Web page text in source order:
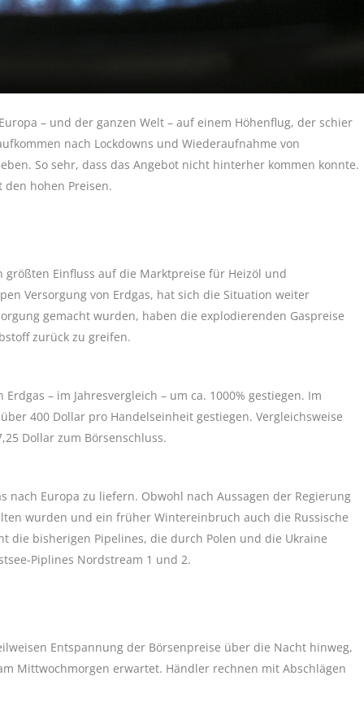
– und der ganzen Welt – auf einem Höhenflug, der schier
nach Lockdowns und Wiederaufnahme von
So sehr, dass das Angebot nicht hinterher kommen konnte.
hohen Preisen.
Einfluss auf die Marktpreise für Heizöl und
Versorgung von Erdgas, hat sich die Situation weiter
gemacht wurden, haben die explodierenden Gaspreise
zurück zu greifen.
– im Jahresvergleich – um ca. 1000% gestiegen. Im
400 Dollar pro Handelseinheit gestiegen. Vergleichsweise
Dollar zum Börsenschluss.
Europa zu liefern. Obwohl nach Aussagen der Regierung
wurden und ein früher Wintereinbruch auch die Russische
die bisherigen Pipelines, die durch Polen und die Ukraine
Piplines Nordstream 1 und 2.
Entspannung der Börsenpreise über die Nacht hinweg,
Mittwochmorgen erwartet. Händler rechnen mit Abschlägen